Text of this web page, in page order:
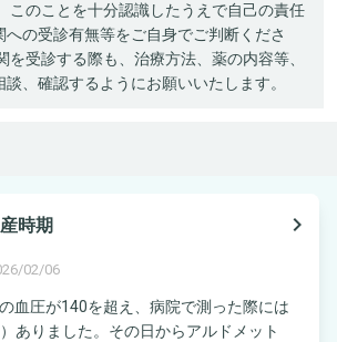
このことを十分認識したうえで自己の責任
への受診有無等をご自身でご判断くださ
を受診する際も、治療方法、薬の内容等、
、確認するようにお願いいたします。
時期
navigate_next
02/06
血圧が140を超え、病院で測った際には
ありました。その日からアルドメット